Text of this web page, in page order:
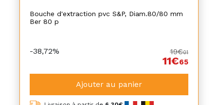
Bouche d'extraction pvc S&P, Diam.80/80 mm
Ber 80 p
-38,72% 19€01
11€65
Ajouter au panier